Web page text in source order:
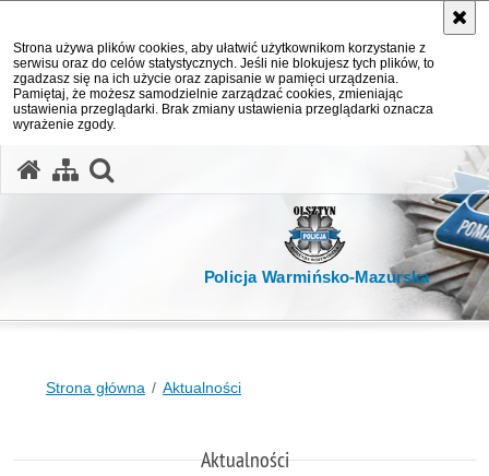
Strona używa plików cookies, aby ułatwić użytkownikom korzystanie z
serwisu oraz do celów statystycznych. Jeśli nie blokujesz tych plików, to
zgadzasz się na ich użycie oraz zapisanie w pamięci urządzenia.
Pamiętaj, że możesz samodzielnie zarządzać cookies, zmieniając
ustawienia przeglądarki. Brak zmiany ustawienia przeglądarki oznacza
wyrażenie zgody.
Policja Warmińsko-Mazurska
Strona główna Aktualności
Aktualności